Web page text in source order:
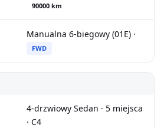
90000 km
Manualna 6-biegowy (01E) ·
FWD
4-drzwiowy Sedan · 5 miejsca
· C4